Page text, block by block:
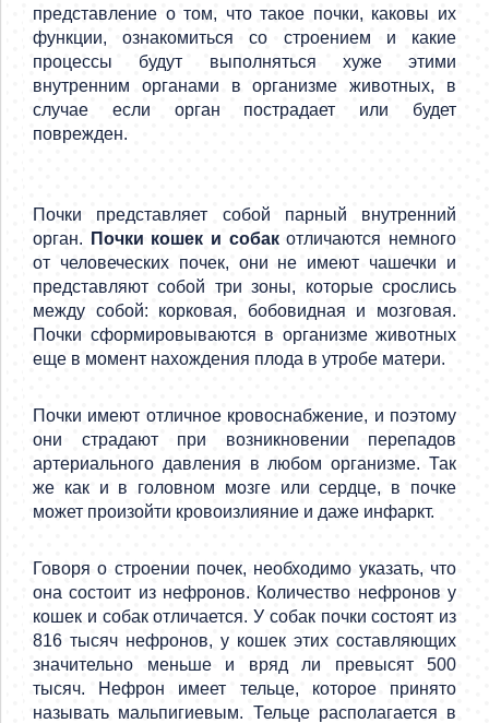
представление о том, что такое почки, каковы их
функции, ознакомиться со строением и какие
процессы будут выполняться хуже этими
внутренним органами в организме животных, в
случае если орган пострадает или будет
поврежден.
Почки представляет собой парный внутренний
орган.
Почки кошек и собакотличаются немного
от человеческих почек, они не имеют чашечки и
представляют собой три зоны, которые срослись
между собой: корковая, бобовидная и мозговая.
Почки сформировываются в организме животных
еще в момент нахождения плода в утробе матери.
Почки имеют отличное кровоснабжение, и поэтому
они страдают при возникновении перепадов
артериального давления в любом организме. Так
же как и в головном мозге или сердце, в почке
может произойти кровоизлияние и даже инфаркт.
Говоря о строении почек, необходимо указать, что
она состоит из нефронов. Количество нефронов у
кошек и собак отличается. У собак почки состоят из
816 тысяч нефронов, у кошек этих составляющих
значительно меньше и вряд ли превысят 500
тысяч. Нефрон имеет тельце, которое принято
называть мальпигиевым. Тельце располагается в